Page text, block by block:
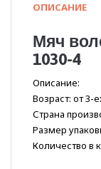
ОПИСАНИЕ
Мяч
1030-4
Описание:
Возраст: от 3-
Страна
Размер
Количество в